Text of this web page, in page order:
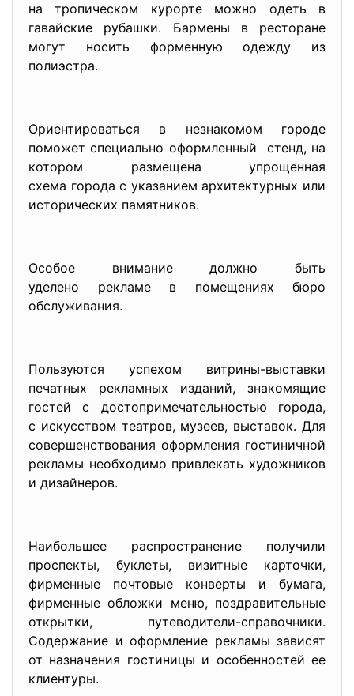
на тропическом курорте можно одеть в
гавайские рубашки. Бармены в ресторане
могут носить форменную одежду из
полиэстра.
Ориентироваться в незнакомом городе
поможет специально оформленный стенд, на
котором размещена упрощенная
схема города с указанием архитектурных или
исторических памятников.
Особое внимание должно быть
уделено рекламе в помещениях бюро
обслуживания.
Пользуются успехом витрины-выставки
печатных рекламных изданий, знакомящие
гостей с достопримечательностью города,
с искусством театров, музеев, выставок. Для
совершенствования оформления гостиничной
рекламы необходимо привлекать художников
и дизайнеров.
Наибольшее распространение получили
проспекты, буклеты, визитные карточки,
фирменные почтовые конверты и бумага,
фирменные обложки меню, поздравительные
открытки, путеводители-справочники.
Содержание и оформление рекламы зависят
от назначения гостиницы и особенностей ее
клиентуры.